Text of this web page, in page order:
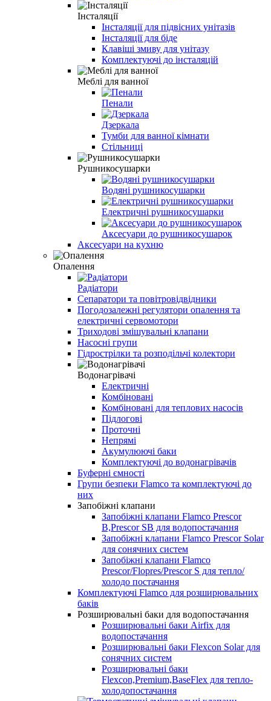
Інсталяції
Інсталяції для підвісних унітазів
Інсталяції для біде
Клавіші змиву для унітазу
Комплектуючі до інсталяцій
Меблі для ванної
Пенали
Дзеркала
Тумби для ванної кімнати
Стільниці
Рушникосушарки
Водяні рушникосушарки
Електричні рушникосушарки
Аксесуари до рушникосушарок
Аксесуари на кухню
Опалення
Радіатори
Сепаратори та повітровідвідники
Погодозалежні регулятори опалення та
електричні сервомотори
Триходові змішувальні клапани
Насосні групи
Гідрострілки та розподільчі колектори
Водонагрівачі
Електричні
Комбіновані
Комбіновані для теплових насосів
Підлогові
Проточні
Непрямі
Акумулюючі баки
Комплектуючі до водонагрівачів
Буферні ємності
Групи безпеки Flamco та комплектуючі до
них
Запобіжні клапани
Запобіжні клапани Flamco Prescor
B,Prescor SB для водопостачання
Запобіжні клапани Flamco Prescor Solar
для сонячних систем
Запобіжні клапани Flamco
Prescor/Flopres/Prescor S для тепло/
холодо постачання
Комплектуючі Flamco для розширювальних
баків
Розширювальні баки для водопостачання
Розширювальні баки Airfix для
водопостачання
Розширювальні баки Flexcon Solar для
сонячних систем
Розширювальні баки
Flexcon,Premium,BaseFlex для тепло-
холодопостачання